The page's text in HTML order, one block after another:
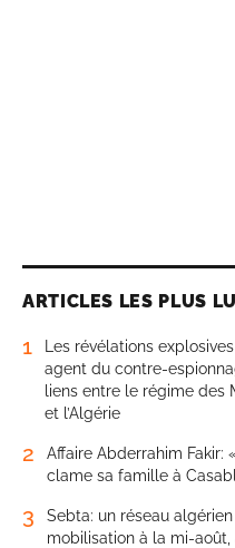
ARTICLES LES PLUS
1
Les révélations
agent du contre-
liens entre le régime des
et l’Algérie
2
Affaire Abderrahim Fakir:
clame sa famille à
3
Sebta: un réseau
mobilisation à la mi-